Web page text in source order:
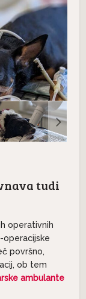
tudi
operativnih
površno,
ob tem
ambulante